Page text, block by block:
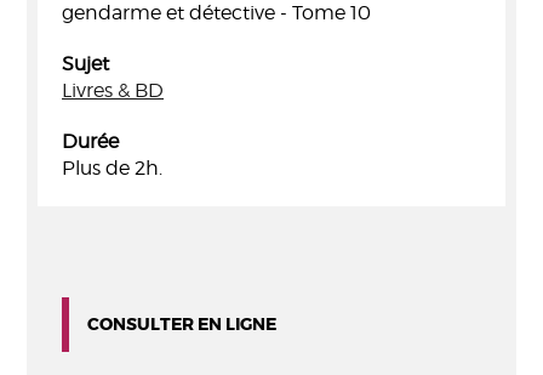
gendarme et détective - Tome 10
Sujet
Livres & BD
Durée
Plus de 2h.
CONSULTER EN LIGNE